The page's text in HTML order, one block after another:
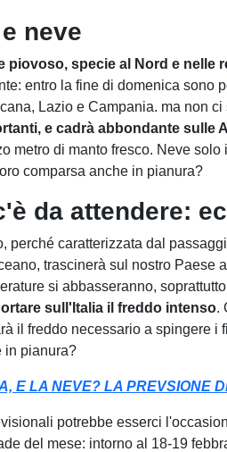
neve
piovoso, specie al Nord e nelle
entro la fine di domenica sono
Lazio e Campania. ma non
e cadrà abbondante sulle
metro di manto fresco. Neve solo
comparsa anche in pianura?
da attendere:
perché caratterizzata dal
trascinerà sul nostro Paese
si abbasseranno,
sull'Italia il freddo intenso.
il freddo necessario a spingere i
in pianura?
E LA NEVE? LA PREVSIONE
potrebbe esserci
del mese: intorno al 18-19